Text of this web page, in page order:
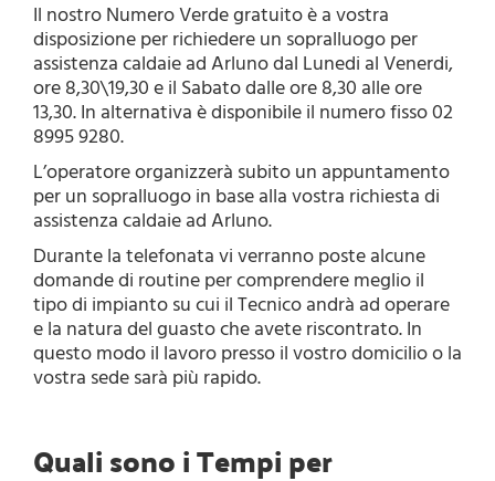
Il nostro Numero Verde gratuito è a vostra
disposizione per richiedere un sopralluogo per
assistenza caldaie ad Arluno dal Lunedi al Venerdi,
ore 8,30\19,30 e il Sabato dalle ore 8,30 alle ore
13,30. In alternativa è disponibile il numero fisso 02
8995 9280.
L’operatore organizzerà subito un appuntamento
per un sopralluogo in base alla vostra richiesta di
assistenza caldaie ad Arluno.
Durante la telefonata vi verranno poste alcune
domande di routine per comprendere meglio il
tipo di impianto su cui il Tecnico andrà ad operare
e la natura del guasto che avete riscontrato. In
questo modo il lavoro presso il vostro domicilio o la
vostra sede sarà più rapido.
Quali sono i Tempi per